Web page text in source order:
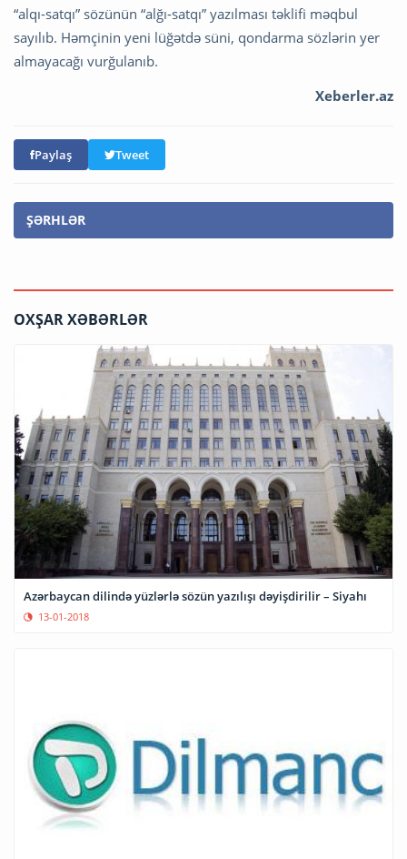
“alqı-satqı” sözünün “alğı-satqı” yazılması təklifi məqbul
sayılıb. Həmçinin yeni lüğətdə süni, qondarma sözlərin yer
almayacağı vurğulanıb.
Xeberler.az
Paylaş Tweet
ŞƏRHLƏR
OXŞAR XƏBƏRLƏR
Azərbaycan dilində yüzlərlə sözün yazılışı dəyişdirilir – Siyahı
13-01-2018